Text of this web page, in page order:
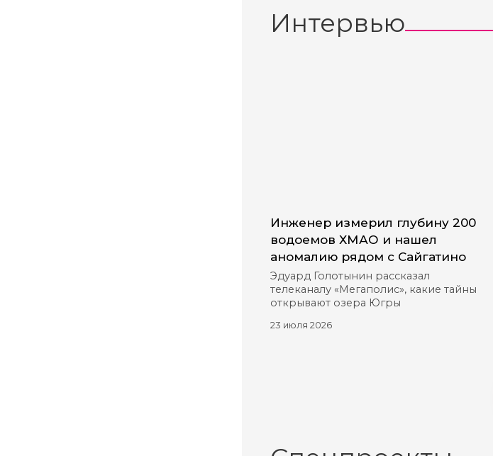
Интервью
Инженер измерил глубину 200
водоемов ХМАО и нашел
аномалию рядом с Сайгатино
Эдуард Голотынин рассказал
телеканалу «Мегаполис», какие тайны
открывают озера Югры
23 июля 2026